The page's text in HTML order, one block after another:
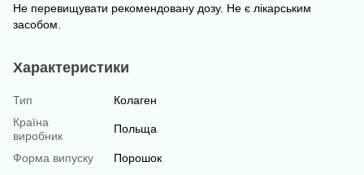
Не перевищувати рекомендовану дозу. Не є лікарським
засобом.
Характеристики
Тип
Колаген
Країна
виробник
Польща
Форма випуску
Порошок